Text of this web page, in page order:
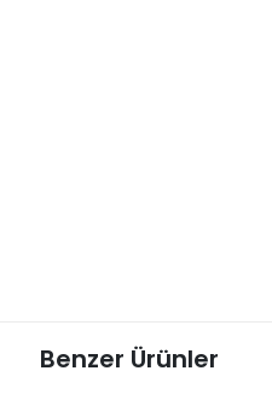
Benzer Ürünler